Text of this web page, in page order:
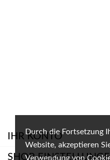
Durch die Fortsetzung
Website, akzeptieren
Verwendung von
IHR KONTO
SHOP-